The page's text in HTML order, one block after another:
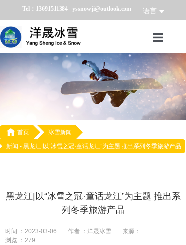
Tel：13691511384 yssnowji@outlook.com 语言
首页
冰雪产品
冰雪业务
冰雪新闻
 首页
冰雪新闻
新闻 - 黑龙江|以“冰雪之冠·童话龙江”为主题 推出系列冬季旅游产品
黑龙江|以“冰雪之冠·童话龙江”为主题 推出系
列冬季旅游产品
时间 ：2023-03-06 作者 ：洋晟冰雪
来源：
浏览 ：279